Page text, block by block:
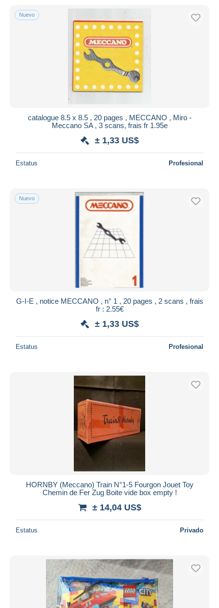
Nuevo
catalogue 8.5 x 8.5 , 20 pages , MECCANO , Miro -
Meccano SA , 3 scans, frais fr 1.95e
± 1,33 US$
Estatus Profesional
Nuevo
G-I-E , notice MECCANO , n° 1 , 20 pages , 2 scans , frais
fr : 2.55€
± 1,33 US$
Estatus Profesional
HORNBY (Meccano) Train N°1-5 Fourgon Jouet Toy
Chemin de Fer Zug Boite vide box empty !
± 14,04 US$
Estatus Privado